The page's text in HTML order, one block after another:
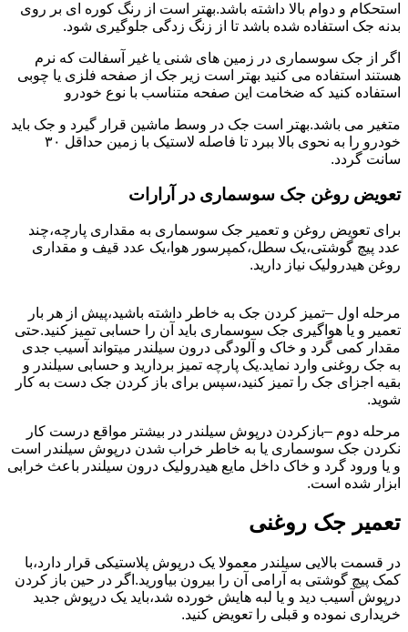
استحکام و دوام بالا داشته باشد.بهتر است از رنگ کوره ای بر روی
بدنه جک استفاده شده باشد تا از زنگ زدگی جلوگیری شود.
اگر از جک سوسماری در زمین های شنی یا غیر آسفالت که نرم
هستند استفاده می کنید بهتر است زیر جک از صفحه فلزی یا چوبی
استفاده کنید که ضخامت این صفحه متناسب با نوع خودرو
متغیر می باشد.بهتر است جک در وسط ماشین قرار گیرد و جک باید
خودرو را به نحوی بالا ببرد تا فاصله لاستیک با زمین حداقل ۳۰
سانت گردد.
تعویض روغن جک سوسماری در آرارات
برای تعویض روغن و تعمیر جک سوسماری به مقداری پارچه،چند
عدد پیچ گوشتی،یک سطل،کمپرسور هوا،یک عدد قیف و مقداری
روغن هیدرولیک نیاز دارید.
مرحله اول –تمیز کردن جک به خاطر داشته باشید،پیش از هر بار
تعمیر و یا هواگیری جک سوسماری باید آن را حسابی تمیز کنید.حتی
مقدار کمی گرد و خاک و آلودگی درون سیلندر میتواند آسیب جدی
به جک روغنی وارد نماید.یک پارچه تمیز بردارید و حسابی سیلندر و
بقیه اجزای جک را تمیز کنید،سپس برای باز کردن جک دست به کار
شوید.
مرحله دوم –بازکردن درپوش سیلندر در بیشتر مواقع درست کار
نکردن جک سوسماری یا به خاطر خراب شدن درپوش سیلندر است
و یا ورود گرد و خاک داخل مایع هیدرولیک درون سیلندر باعث خرابی
ابزار شده است.
تعمیر جک روغنی
در قسمت بالایی سیلندر معمولا یک درپوش پلاستیکی قرار دارد،با
کمک پیچ گوشتی به آرامی آن را بیرون بیاورید.اگر در حین باز کردن
درپوش آسیب دید و یا لبه هایش خورده شد،باید یک درپوش جدید
خریداری نموده و قبلی را تعویض کنید.